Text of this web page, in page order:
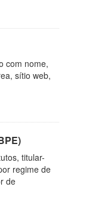
com nome,
sítio web,
titular-
regime de
de